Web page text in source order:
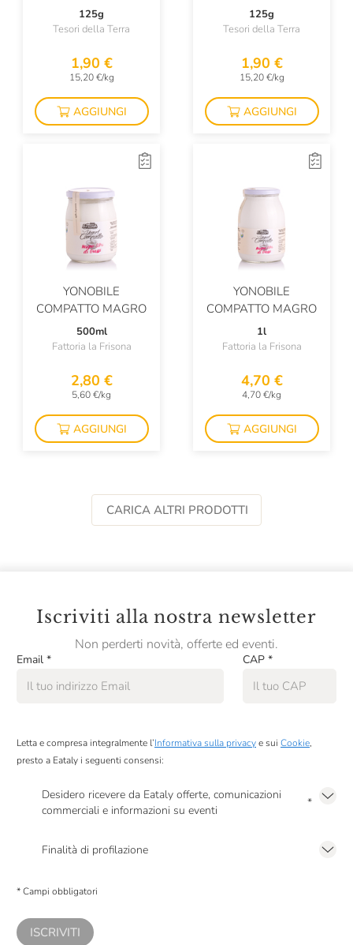
125g
Tesori della Terra
1,90 €
15,20 €/kg
AGGIUNGI
125g
Tesori della Terra
1,90 €
15,20 €/kg
AGGIUNGI
YONOBILE
COMPATTO MAGRO
500ml
Fattoria la Frisona
2,80 €
5,60 €/kg
AGGIUNGI
YONOBILE
COMPATTO MAGRO
1l
Fattoria la Frisona
4,70 €
4,70 €/kg
AGGIUNGI
CARICA ALTRI PRODOTTI
Iscriviti alla nostra newsletter
Non perderti novità, offerte ed eventi.
Email * CAP *
Letta e compresa integralmente l’Informativa sulla privacye sui Cookie,
presto a Eataly i seguenti consensi:
Desidero ricevere da Eataly offerte, comunicazioni
commerciali e informazioni su eventi
*
Finalità di profilazione
comunicazioni commerciali personalizzate, in caso di consenso prestato ai
* Campi obbligatori
ISCRIVITI